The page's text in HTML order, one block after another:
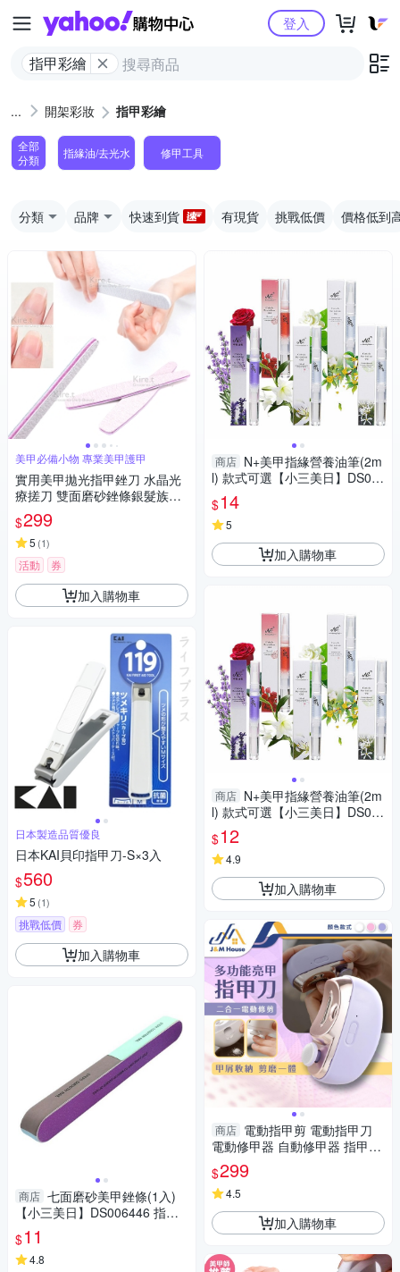
Yahoo購物中心
指甲彩繪
登入
開架彩妝 指甲彩繪
全部
分類
指緣油/去光水 修甲工具
分類 品牌 快速到貨 有現貨 挑戰低價 價格低到
美甲必備小物 專業美甲護甲
實用美甲拋光指甲銼刀 水晶光
療搓刀 雙面磨砂銼條銀髮族護
理-超值4入 kiret
$299
5 (1)
活動 券
加入購物車
日本製造品質優良
日本KAI貝印指甲刀-S×3入
$560
5 (1)
挑戰低價 券
加入購物車
商店 七面磨砂美甲銼條(1入)
【小三美日】DS006446 指甲
搓刀／修甲
$11
4.8
商店 N+美甲指緣營養油筆(2m
l) 款式可選【小三美日】DS02
1049
$14
5
加入購物車
商店 N+美甲指緣營養油筆(2m
l) 款式可選【小三美日】DS02
1049
$12
4.9
加入購物車
商店 電動指甲剪 電動指甲刀
電動修甲器 自動修甲器 指甲剪
修甲刀 磨甲機 美甲剪 兩段剪甲
模式
$299
4.5
加入購物車